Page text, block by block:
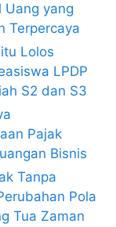
Uang yang
Terpercaya
Lolos
LPDP
S2 dan S3
Pajak
Bisnis
Tanpa
Pola
Tua Zaman